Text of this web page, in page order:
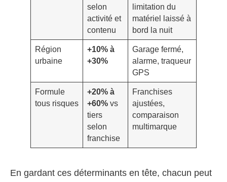
selon
activité et
contenu
limitation du
matériel laissé à
bord la nuit
Région
urbaine
+10% à
+30%
Garage fermé,
alarme, traqueur
GPS
Formule
tous risques
+20% à
+60%vs
tiers
selon
franchise
Franchises
ajustées,
comparaison
multimarque
En gardant ces déterminants en tête, chacun peut